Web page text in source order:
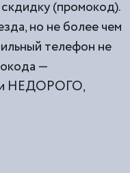
(промокод).
но не более чем
телефон не
—
НЕДОРОГО,